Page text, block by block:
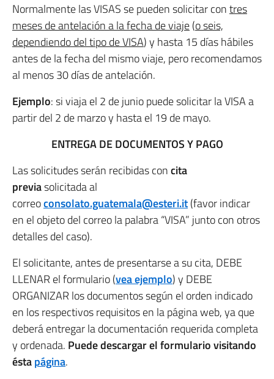
Normalmente las VISAS se pueden solicitar contres
meses de antelación a la fecha de viaje(o seis,
dependiendo del tipo de VISA) y hasta 15 días hábiles
antes de la fecha del mismo viaje, pero recomendamos
al menos 30 días de antelación.
Ejemplo: si viaja el 2 de junio puede solicitar la VISA a
partir del 2 de marzo y hasta el 19 de mayo.
ENTREGA DE DOCUMENTOS Y PAGO
Las solicitudes serán recibidas concita
previasolicitada al
correoconsolato.guatemala@esteri.it(favor indicar
en el objeto del correo la palabra “VISA” junto con otros
detalles del caso).
El solicitante, antes de presentarse a su cita, DEBE
LLENAR el formulario (vea ejemplo) y DEBE
ORGANIZAR los documentos según el orden indicado
en los respectivos requisitos en la página web, ya que
deberá entregar la documentación requerida completa
y ordenada. Puede descargar el formulario visitando
éstapágina.